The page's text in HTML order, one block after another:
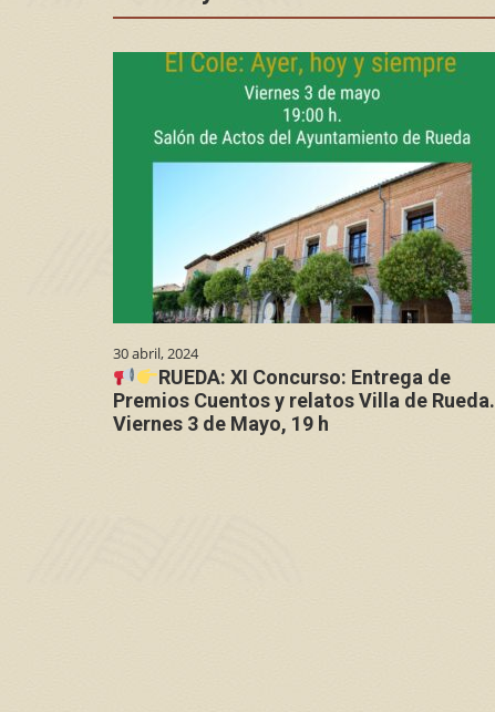
30 abril, 2024
RUEDA: XI Concurso: Entrega de
Premios Cuentos y relatos Villa de Rueda.
Viernes 3 de Mayo, 19 h